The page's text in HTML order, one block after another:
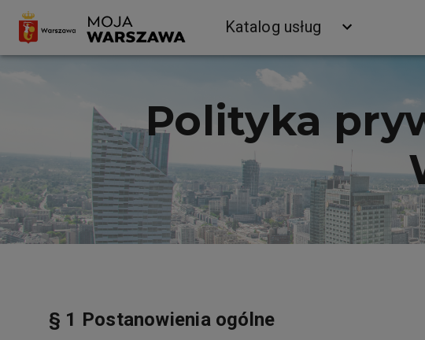
Katalog usług
Polityka prywatności
Polityka
§ 1 Postanowienia ogólne